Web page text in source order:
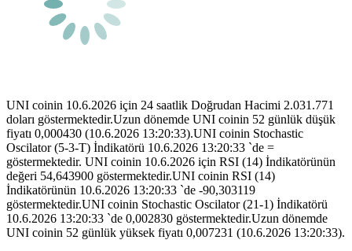
UNI coinin 10.6.2026 için 24 saatlik Doğrudan Hacimi 2.031.771
doları göstermektedir.Uzun dönemde UNI coinin 52 günlük düşük
fiyatı 0,000430 (10.6.2026 13:20:33).UNI coinin Stochastic
Oscilator (5-3-T) İndikatörü 10.6.2026 13:20:33 `de =
göstermektedir. UNI coinin 10.6.2026 için RSI (14) İndikatörünün
değeri 54,643900 göstermektedir.UNI coinin RSI (14)
İndikatörünün 10.6.2026 13:20:33 `de -90,303119
göstermektedir.UNI coinin Stochastic Oscilator (21-1) İndikatörü
10.6.2026 13:20:33 `de 0,002830 göstermektedir.Uzun dönemde
UNI coinin 52 günlük yüksek fiyatı 0,007231 (10.6.2026 13:20:33).